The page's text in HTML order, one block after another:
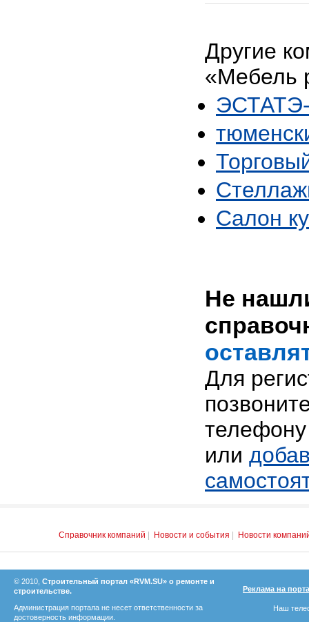
Другие
«Мебель
Салон
Не
Для
или
Справочник компаний Новости и события Новости
© 2010, Строительный портал «RVM.SU» о ремонте и
строительстве.
Администрация портала не несет ответственности за
достоверность информации.
Реклама на
Наш